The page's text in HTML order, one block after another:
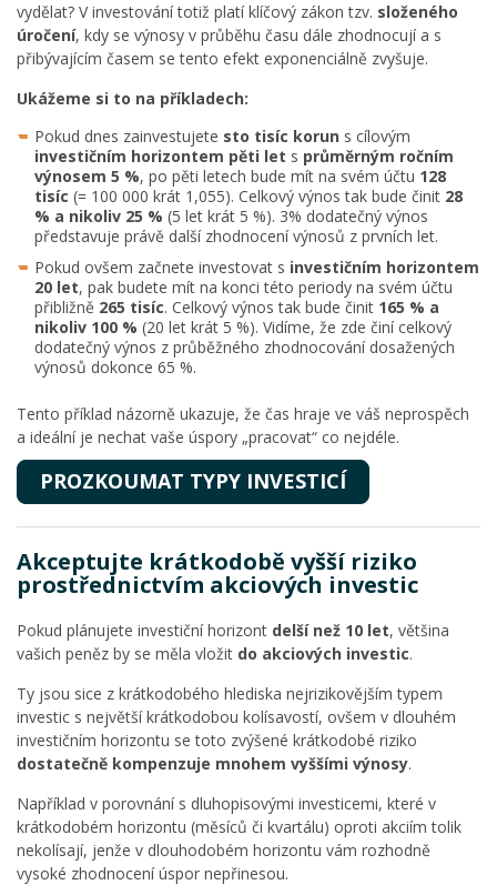
vydělat? V investování totiž platí klíčový zákon tzv. složeného
úročení, kdy se výnosy v průběhu času dále zhodnocují a s
přibývajícím časem se tento efekt exponenciálně zvyšuje.
Ukážeme si to na příkladech:
Pokud dnes zainvestujete sto tisíc korun s cílovým
investičním horizontem pěti let s průměrným ročním
výnosem 5 %, po pěti letech bude mít na svém účtu 128
tisíc (= 100 000 krát 1,055). Celkový výnos tak bude činit 28
% a nikoliv 25 % (5 let krát 5 %). 3% dodatečný výnos
představuje právě další zhodnocení výnosů z prvních let.
Pokud ovšem začnete investovat s investičním horizontem
20 let, pak budete mít na konci této periody na svém účtu
přibližně 265 tisíc. Celkový výnos tak bude činit 165 % a
nikoliv 100 % (20 let krát 5 %). Vidíme, že zde činí celkový
dodatečný výnos z průběžného zhodnocování dosažených
výnosů dokonce 65 %.
Tento příklad názorně ukazuje, že čas hraje ve váš neprospěch
a ideální je nechat vaše úspory „pracovat“ co nejdéle.
PROZKOUMAT TYPY INVESTICÍ
Akceptujte krátkodobě vyšší riziko
prostřednictvím akciových investic
Pokud plánujete investiční horizont delší než 10 let, většina
vašich peněz by se měla vložit do akciových investic.
Ty jsou sice z krátkodobého hlediska nejrizikovějším typem
investic s největší krátkodobou kolísavostí, ovšem v dlouhém
investičním horizontu se toto zvýšené krátkodobé riziko
dostatečně kompenzuje mnohem vyššími výnosy.
Například v porovnání s dluhopisovými investicemi, které v
krátkodobém horizontu (měsíců či kvartálu) oproti akciím tolik
nekolísají, jenže v dlouhodobém horizontu vám rozhodně
vysoké zhodnocení úspor nepřinesou.